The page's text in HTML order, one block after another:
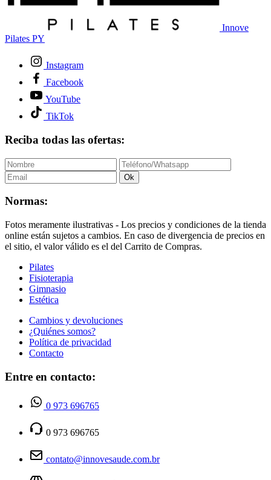
Innove
Pilates PY
Instagram
Facebook
YouTube
TikTok
Reciba todas las ofertas:
Ok
Normas:
Fotos meramente ilustrativas - Los precios y condiciones de la tienda
online están sujetos a cambios. En caso de divergencia de precios en
el sitio, el valor válido es el del Carrito de Compras.
Pilates
Fisioterapia
Gimnasio
Estética
Cambios y devoluciones
¿Quiénes somos?
Política de privacidad
Contacto
Entre en contacto:
0 973 696765
0 973 696765
contato@innovesaude.com.br